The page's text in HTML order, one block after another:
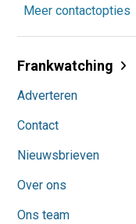
Meer contactopties
Frankwatching
Adverteren
Contact
Nieuwsbrieven
Over ons
Ons team